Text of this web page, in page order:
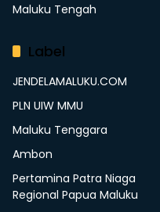
Maluku Tengah
Label
JENDELAMALUKU.COM
PLN UIW MMU
Maluku Tenggara
Ambon
Pertamina Patra Niaga
Regional Papua Maluku